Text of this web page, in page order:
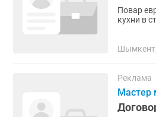
Повар
кухни в
Шымкент,
Реклама
Мастер